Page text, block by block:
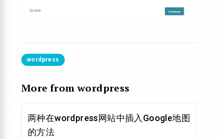
wordpress
More from wordpress
两种在wordpress网站中插入Google地图
的方法